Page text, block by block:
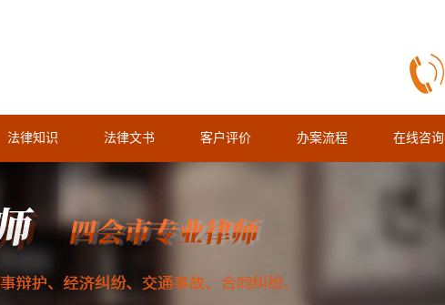
法律知识 法律文书 客户评价 办案流程 在线咨询